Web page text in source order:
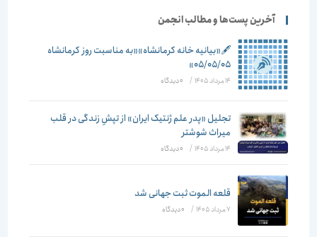
آخرین پست‌ها و مطالب انجمن
🖋️«بیانیه خانه کرمانشاه»«به مناسبت روز کرمانشاه
۰۵/۰۵/۰۵»
14 مرداد 1405 / ۰ دیدگاه
تجلیل «پدر علم ژنتیک ایران» از تپشِ زندگی در قلب
میراث شوشتر
14 مرداد 1405 / ۰ دیدگاه
قلعه الموت ثبت جهانی شد
7 مرداد 1405 / ۰ دیدگاه